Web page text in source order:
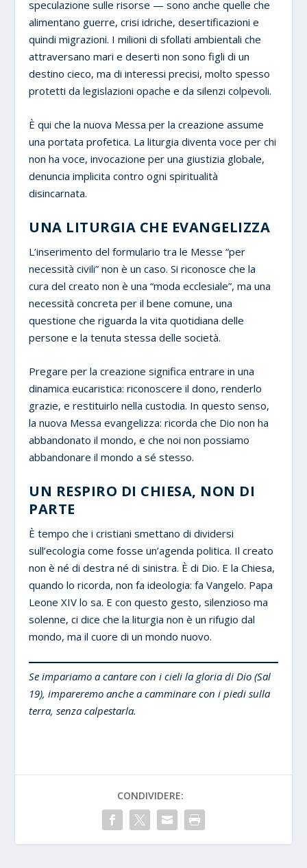
speculazione sulle risorse — sono anche quelle che
alimentano guerre, crisi idriche, desertificazioni e
quindi migrazioni. I milioni di sfollati ambientali che
attraversano mari e deserti non sono figli di un
destino cieco, ma di interessi precisi, molto spesso
protetti da legislazioni opache e da silenzi colpevoli.
È qui che la nuova Messa per la creazione assume
una portata profetica. La liturgia diventa voce per chi
non ha voce, invocazione per una giustizia globale,
denuncia implicita contro ogni spiritualità
disincarnata.
UNA LITURGIA CHE EVANGELIZZA
L’inserimento del formulario tra le Messe “per
necessità civili” non è un caso. Si riconosce che la
cura del creato non è una “moda ecclesiale”, ma una
necessità concreta per il bene comune, una
questione che riguarda la vita quotidiana delle
persone e la tenuta stessa delle società.
Pregare per la creazione significa entrare in una
dinamica eucaristica: riconoscere il dono, renderlo
grazie, e restituirlo nella custodia. In questo senso,
la nuova Messa evangelizza: ricorda che Dio non ha
abbandonato il mondo, e che noi non possiamo
abbandonare il mondo a sé stesso.
UN RESPIRO DI CHIESA, NON DI
PARTE
È tempo che i cristiani smettano di dividersi
sull’ecologia come fosse un’agenda politica. Il creato
non è né di destra né di sinistra. È di Dio. E la Chiesa,
quando lo ricorda, non fa ideologia: fa Vangelo. Papa
Leone XIV lo sa. E con questo gesto, silenzioso ma
solenne, ci dice che la liturgia non è un rifugio dal
mondo, ma il cuore di un mondo nuovo.
Se impariamo a cantare con i cieli la gloria di Dio (Sal
19), impareremo anche a camminare con i piedi sulla
terra, senza calpestarla.
CONDIVIDERE: